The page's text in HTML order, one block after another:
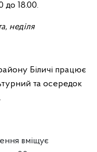
до 18.00.
неділя
Біличі працює
та осередок
вміщує